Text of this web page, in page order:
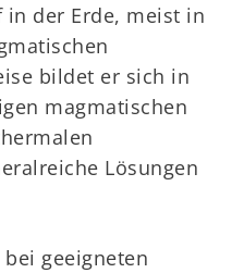
in der Erde, meist in
bildet er sich in
magmatischen
Lösungen
geeigneten